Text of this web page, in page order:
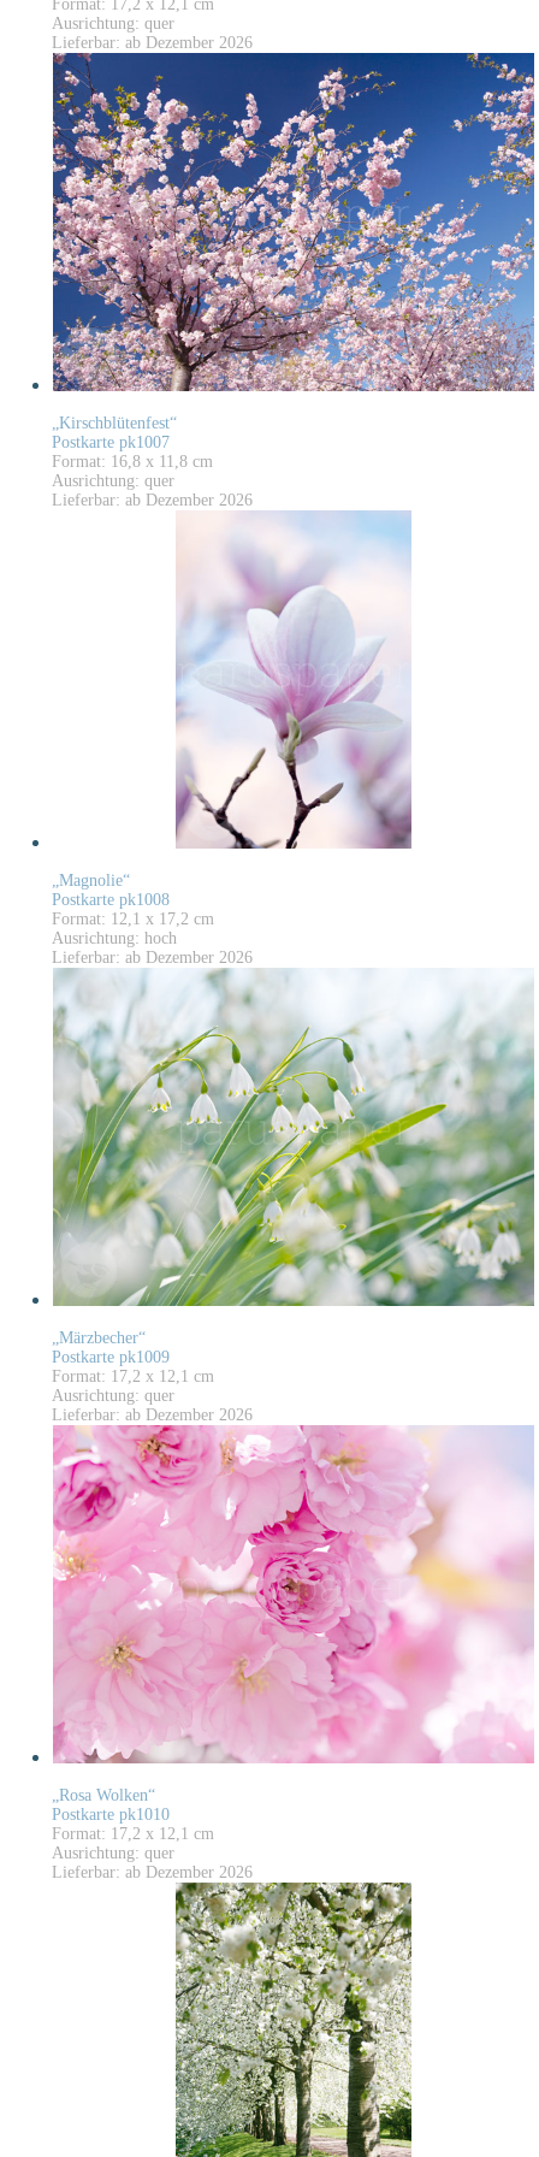
Format: 17,2 x 12,1 cm
Ausrichtung: quer
Lieferbar: ab Dezember 2026
„Kirschblütenfest“
Postkarte pk1007
Format: 16,8 x 11,8 cm
Ausrichtung: quer
Lieferbar: ab Dezember 2026
„Magnolie“
Postkarte pk1008
Format: 12,1 x 17,2 cm
Ausrichtung: hoch
Lieferbar: ab Dezember 2026
„Märzbecher“
Postkarte pk1009
Format: 17,2 x 12,1 cm
Ausrichtung: quer
Lieferbar: ab Dezember 2026
„Rosa Wolken“
Postkarte pk1010
Format: 17,2 x 12,1 cm
Ausrichtung: quer
Lieferbar: ab Dezember 2026